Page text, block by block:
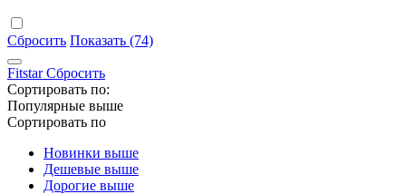
Сбросить Показать (74)
FitstarСбросить
Сортировать по:
Популярные выше
Сортировать по
Новинки выше
Дешевые выше
Дорогие выше